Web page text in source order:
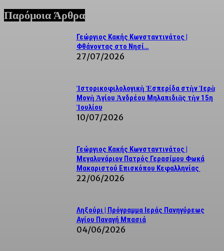
Παρόμοια Άρθρα
Γεώργιος Κακής Κωνσταντινάτος |
Φθάνοντας στο Νησί…
27/07/2026
Ἱστορικοφιλολογικὴ Ἑσπερίδα στὴν Ἱερὰ
Μονὴ Ἁγίου Ἀνδρέου Μηλαπιδιᾶς τὴν 15η
Ἰουλίου
10/07/2026
Γεώργιος Κακής Κωνσταντινάτος |
Μεγαλυνάριον Πατρός Γερασίμου Φωκά
Μακαριστού Επισκόπου Κεφαλληνίας
22/06/2026
Ληξούρι | Πρόγραμμα Ιεράς Πανηγύρεως
Αγίου Παναγή Μπασιά
04/06/2026